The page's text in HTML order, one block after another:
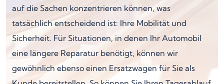
auf die Sachen konzentrieren können, was
tatsächlich entscheidend ist: Ihre Mobilität und
Sicherheit. Für Situationen, in denen Ihr Automobil
eine längere Reparatur benötigt, können wir
gewöhnlich ebenso einen Ersatzwagen für Sie als